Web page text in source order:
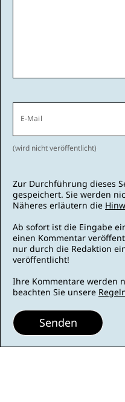
E-Mail
(wird nicht veröffentlicht)
Zur Durchführung dieses
gespeichert. Sie werden
Näheres erläutern die
Ab sofort ist die Eingabe
einen Kommentar
nur durch die Redaktion
veröffentlicht!
Ihre Kommentare werden
beachten Sie unsere
Senden